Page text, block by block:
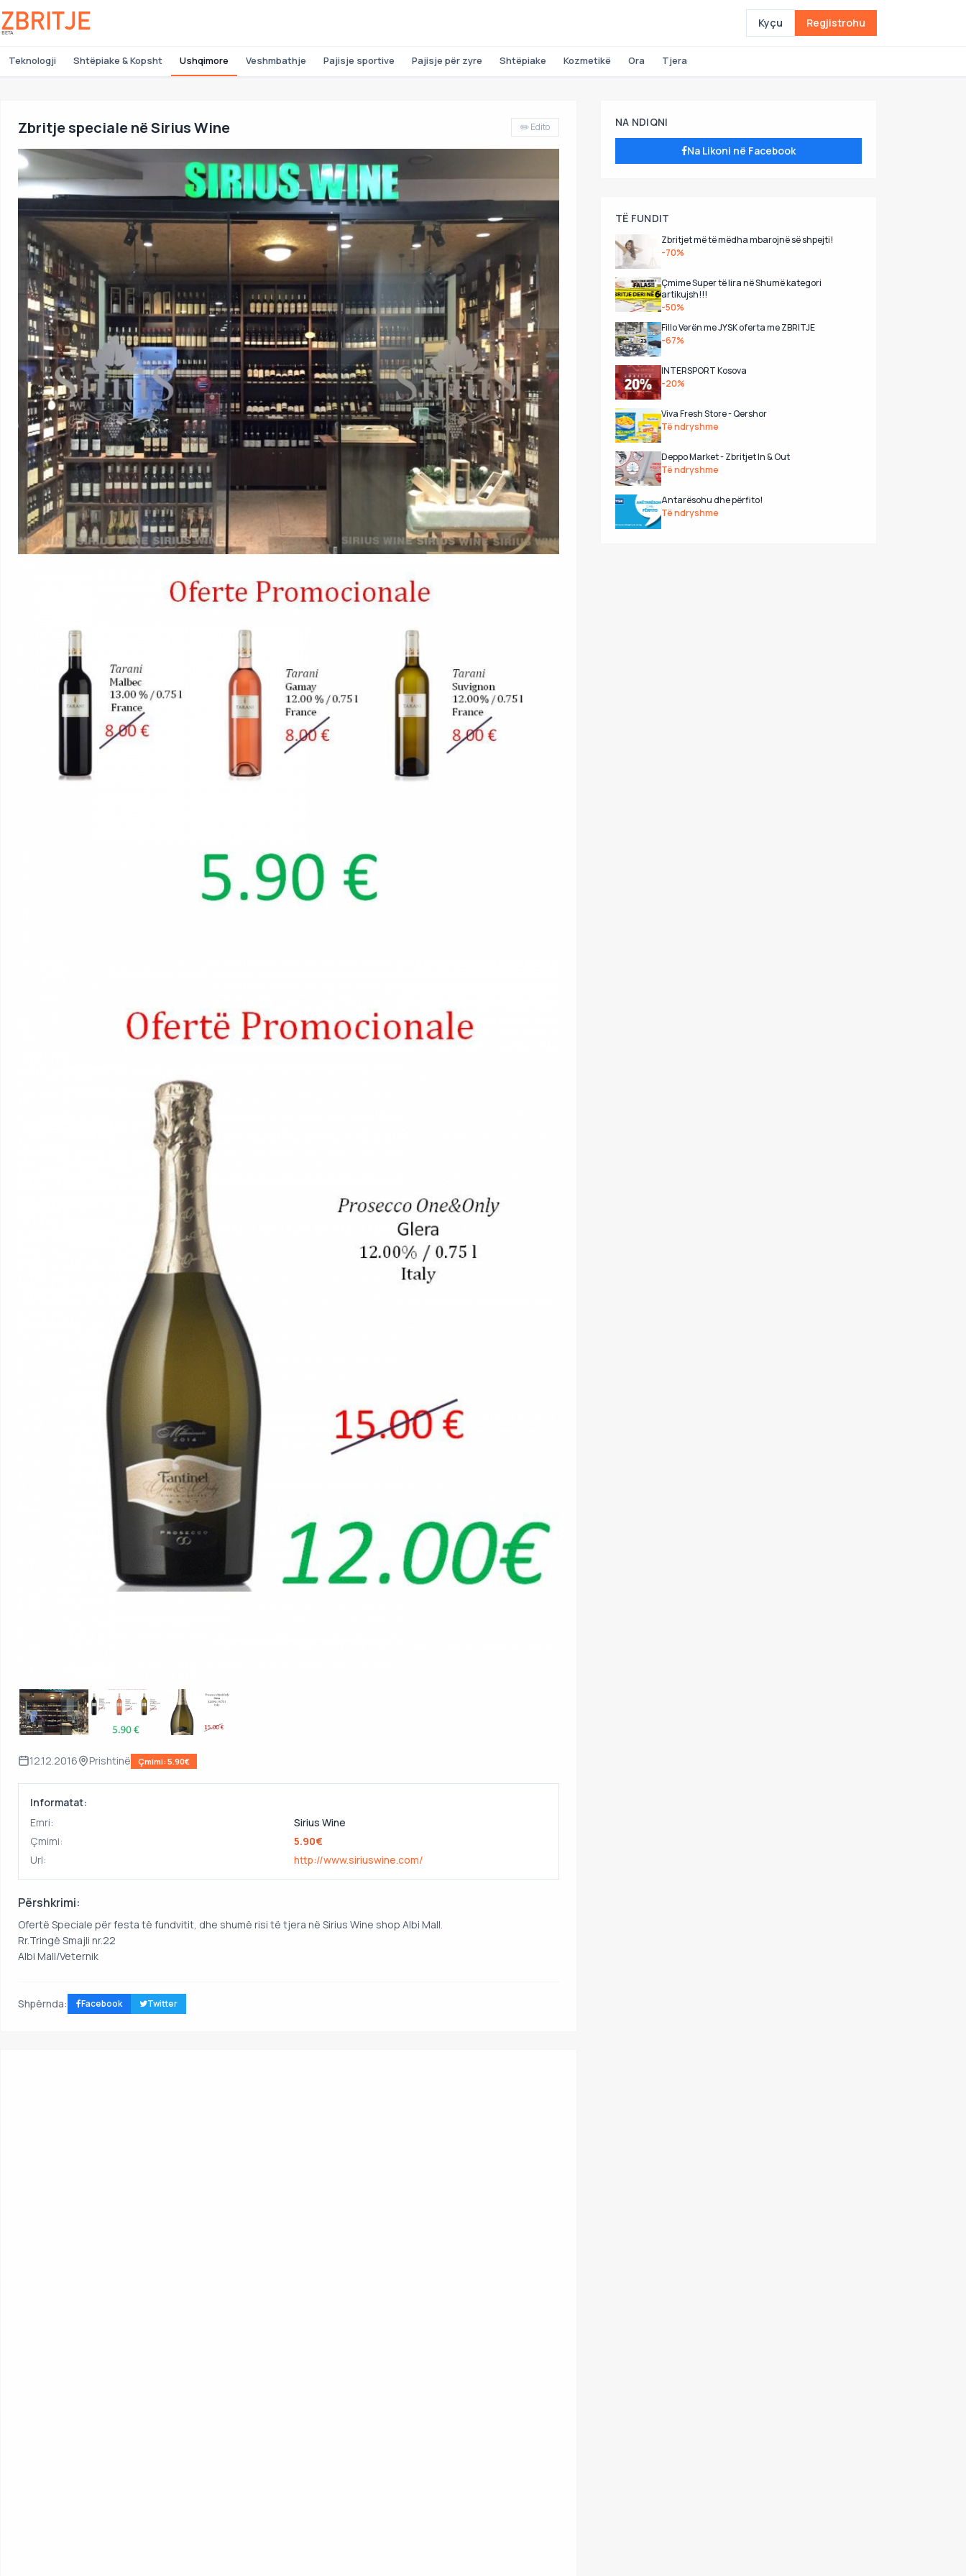
Kyçu Regjistrohu
Teknologji Shtëpiake & Kopsht Ushqimore Veshmbathje Pajisje sportive Pajisje për zyre Shtëpiake Kozmetikë Ora Tjera
Zbritje speciale në Sirius Wine ✏️ Edito
12.12.2016 Prishtinë Çmimi: 5.90€
Informatat:
Emri:
Sirius Wine
Çmimi:
5.90€
Url:
http://www.siriuswine.com/
Përshkrimi:
Ofertë Speciale për festa të fundvitit, dhe shumë risi të tjera në Sirius Wine shop Albi Mall.
Rr.Tringë Smajli nr.22
Albi Mall/Veternik
Shpërnda: Facebook Twitter
NA NDIQNI
Na Likoni në Facebook
TË FUNDIT
Zbritjet më të mëdha mbarojnë së shpejti!
-70%
Çmime Super të lira në Shumë kategori
artikujsh!!!
-50%
Fillo Verën me JYSK oferta me ZBRITJE
-67%
INTERSPORT Kosova
-20%
Viva Fresh Store - Qershor
Të ndryshme
Deppo Market - Zbritjet In & Out
Të ndryshme
Antarësohu dhe përfito!
Të ndryshme